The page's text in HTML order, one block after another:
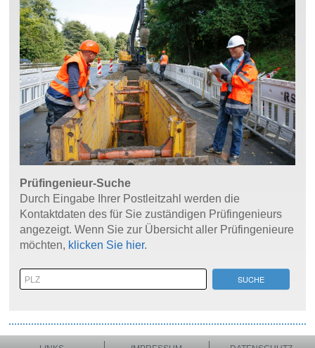
Prüfingenieur-Suche
Durch Eingabe Ihrer Postleitzahl werden die
Kontaktdaten des für Sie zuständigen Prüfingenieurs
angezeigt. Wenn Sie zur Übersicht aller Prüfingenieure
möchten, klicken Sie hier.
SUCHE